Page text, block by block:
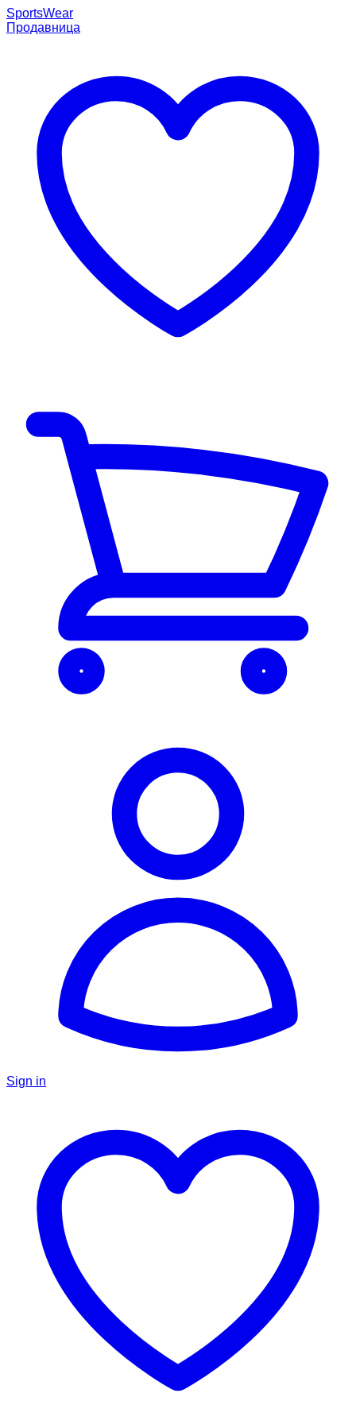
SportsWear
Продавница
Sign in